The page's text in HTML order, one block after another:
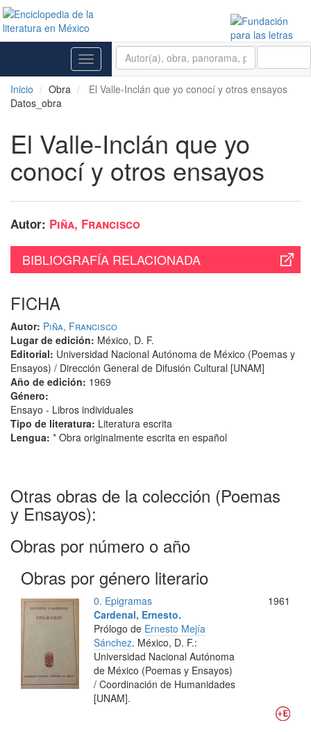
Toggle
navigation
Inicio
Obra
El Valle-Inclán que yo conocí y otros ensayos
Datos_obra
El Valle-Inclán que yo
conocí y otros ensayos
Autor: Piña, Francisco
BIBLIOGRAFÍA RELACIONADA
FICHA
Autor: Piña, Francisco
Lugar de edición: México, D. F.
Editorial: Universidad Nacional Autónoma de México (Poemas y
Ensayos) / Dirección General de Difusión Cultural [UNAM]
Año de edición: 1969
Género:
Ensayo - Libros individuales
Tipo de literatura: Literatura escrita
Lengua: * Obra originalmente escrita en español
Otras obras de la colección (Poemas
y Ensayos):
Obras por número o año
Obras por género literario
0. Epigramas
1961
Cardenal, Ernesto.
Prólogo de Ernesto Mejía
Sánchez. México, D. F.:
Universidad Nacional Autónoma
de México (Poemas y Ensayos)
/ Coordinación de Humanidades
[UNAM].